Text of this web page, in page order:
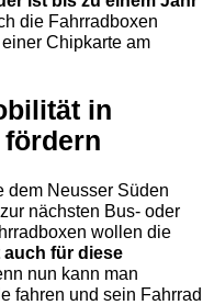
die Fahrradboxen
Chipkarte am
in
fördern
dem Neusser Süden
nächsten Bus- oder
wollen die
für diese
nun kann man
fahren und sein Fahrrad